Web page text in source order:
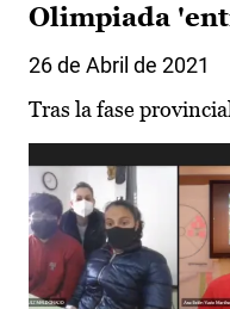
Olimpiada
26 de Abril de 2021
Tras la fase